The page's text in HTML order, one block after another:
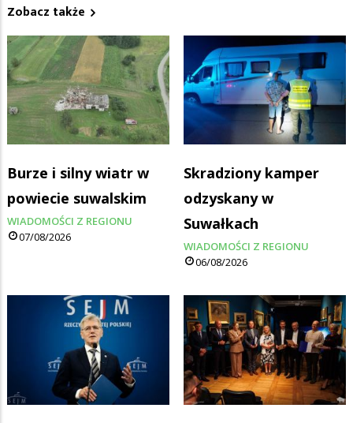
Zobacz także
Burze i silny wiatr w
powiecie suwalskim
WIADOMOŚCI Z REGIONU
07/08/2026
Skradziony kamper
odzyskany w
Suwałkach
WIADOMOŚCI Z REGIONU
06/08/2026